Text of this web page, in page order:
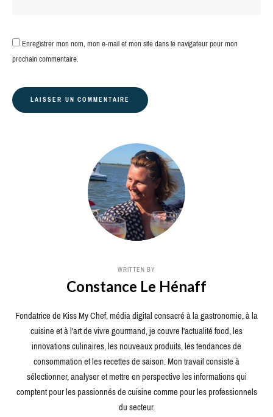
Enregistrer mon nom, mon e-mail et mon site dans le navigateur pour mon
prochain commentaire.
WRITTEN BY
Constance Le Hénaff
Fondatrice de Kiss My Chef, média digital consacré à la gastronomie, à la
cuisine et à l'art de vivre gourmand, je couvre l'actualité food, les
innovations culinaires, les nouveaux produits, les tendances de
consommation et les recettes de saison. Mon travail consiste à
sélectionner, analyser et mettre en perspective les informations qui
comptent pour les passionnés de cuisine comme pour les professionnels
du secteur.